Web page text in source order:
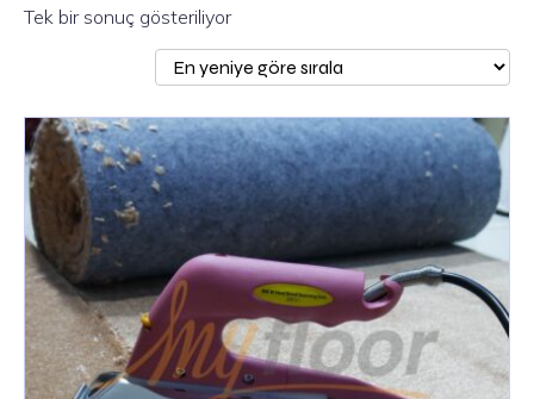
Tek bir sonuç gösteriliyor